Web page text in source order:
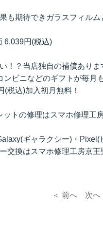
も期待できガラスフィル
6,039円(税込)
！？当店独自の補償あり
ビニなどのギフトが毎月
(税込)加入初月無料！
トの修理はスマホ修理工
ギャラクシー)・
交換はスマホ修理工房京
＜ 前へ 次へ